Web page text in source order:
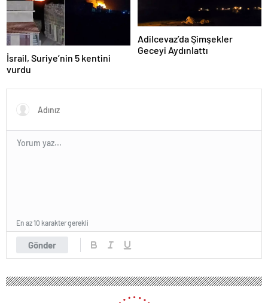
İsrail, Suriye’nin 5 kentini
vurdu
Adilcevaz’da Şimşekler
Geceyi Aydınlattı
Gönder
En az 10 karakter gerekli